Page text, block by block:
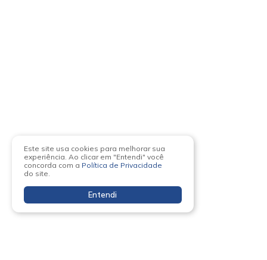
Este site usa cookies para melhorar sua
experiência. Ao clicar em "Entendi" você
concorda com a Política de Privacidade
do site.
Entendi